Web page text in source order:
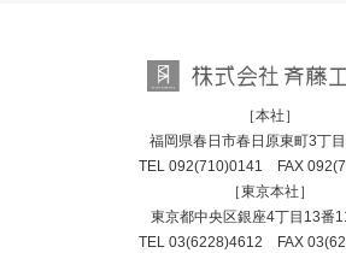
［本社］
福岡県春日市春日原東町3丁
TEL 092(710)0141 FAX
［東京本社］
東京都中央区銀座4丁目13番
TEL 03(6228)4612 FAX